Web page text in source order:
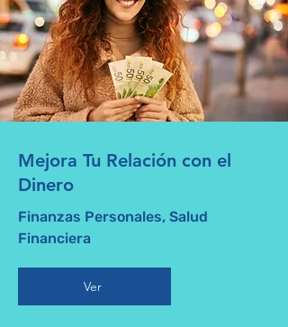
Mejora Tu Relación con el
Dinero
Finanzas Personales, Salud
Financiera
Ver